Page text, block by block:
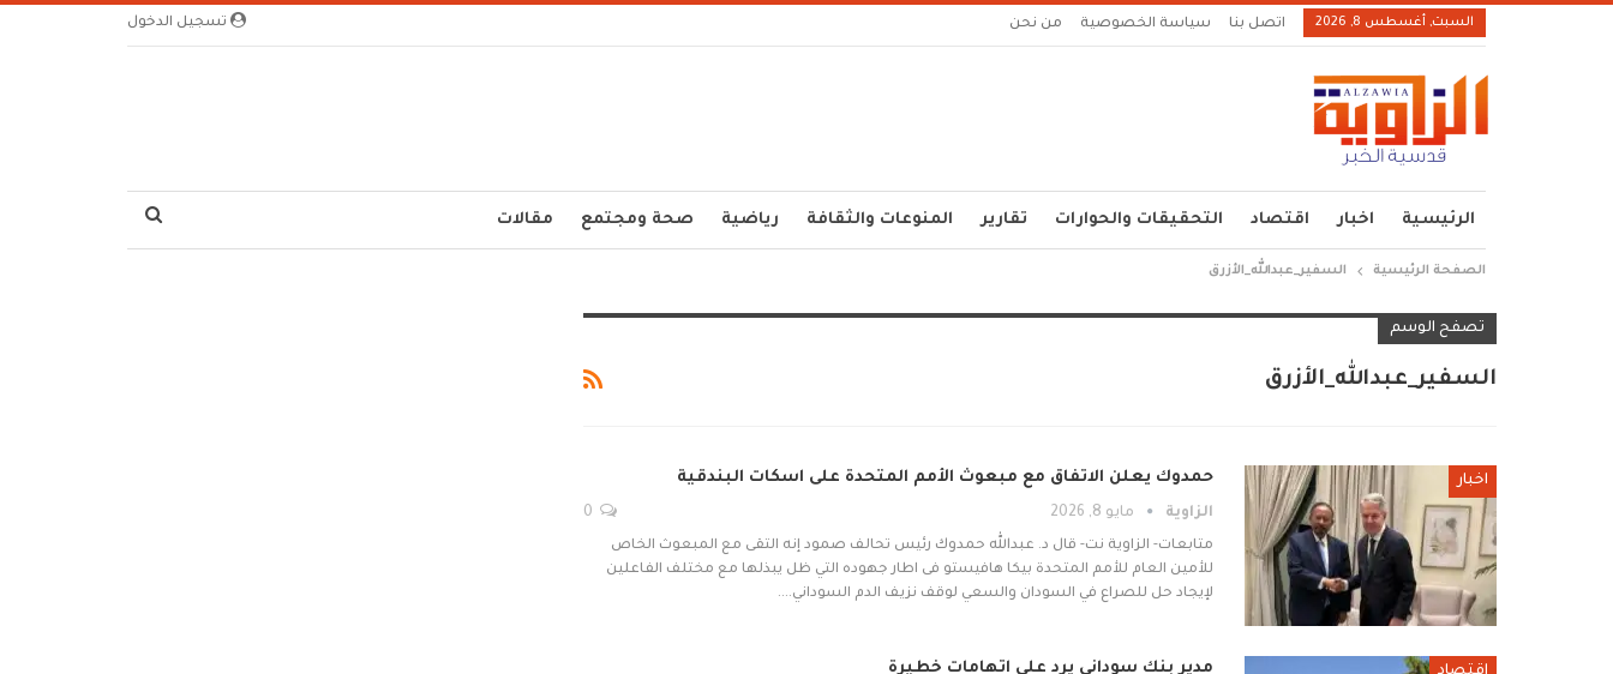
تسجيل الدخول السبت, أغسطس 8, 2026 اتصل بنا سياسة الخصوصية من نحن
الرئيسية اخبار اقتصاد التحقيقات والحوارات تقارير المنوعات والثقافة رياضية صحة ومجتمع مقالات
الصفحة الرئيسية السفير_عبدالله_الأزرق
تصفح الوسم
السفير_عبدالله_الأزرق
اخبار حمدوك يعلن الاتفاق مع مبعوث الأمم المتحدة على اسكات البندقية
الزاوية مايو 8, 2026
متابعات- الزاوية نت- قال د. عبدالله حمدوك رئيس تحالف صمود إنه التقى مع المبعوث الخاص
للأمين العام للأمم المتحدة بيكا هافيستو فى اطار جهوده التي ظل يبذلها مع مختلف الفاعلين
لإيجاد حل للصراع في السودان والسعي لوقف نزيف الدم السوداني.…
مدير بنك سوداني يرد على اتهامات خطيرة